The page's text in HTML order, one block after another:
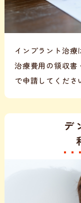
インプラント治療
治療費用の領収書
で申請してくださ
デ